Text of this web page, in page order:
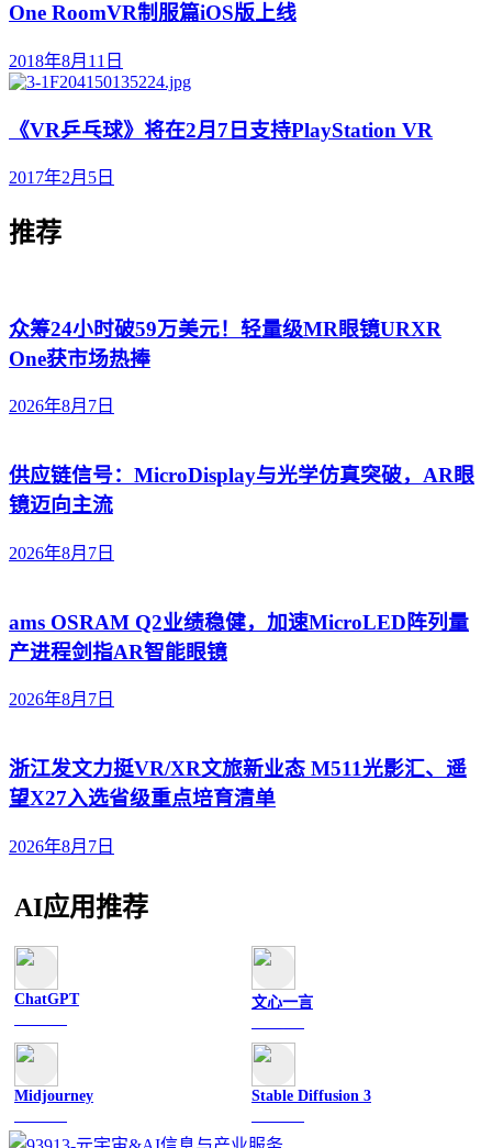
One RoomVR制服篇iOS版上线
2018年8月11日
《VR乒乓球》将在2月7日支持PlayStation VR
2017年2月5日
推荐
众筹24小时破59万美元！轻量级MR眼镜URXR
One获市场热捧
2026年8月7日
供应链信号：MicroDisplay与光学仿真突破，AR眼
镜迈向主流
2026年8月7日
ams OSRAM Q2业绩稳健，加速MicroLED阵列量
产进程剑指AR智能眼镜
2026年8月7日
浙江发文力挺VR/XR文旅新业态 M511光影汇、遥
望X27入选省级重点培育清单
2026年8月7日
AI应用推荐
ChatGPT 文心一言
Midjourney Stable Diffusion 3